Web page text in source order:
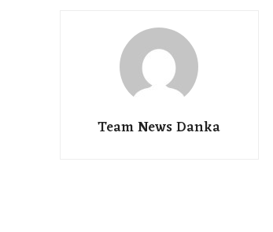
Team News Danka